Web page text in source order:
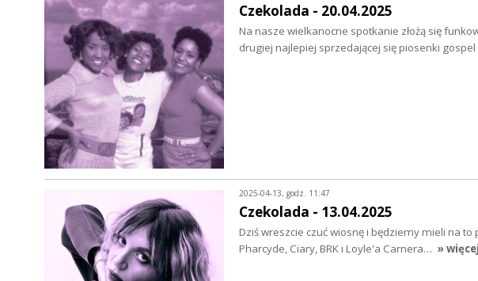
Czekolada - 20.04.2025
Na nasze wielkanocne spotkanie złożą się
drugiej najlepiej sprzedającej się piosenki
2025-04-13, godz. 11:47
Czekolada - 13.04.2025
Dziś wreszcie czuć wiosnę i będziemy mieli na to
Pharcyde, Ciary, BRK i Loyle'a Carnera… » więcej